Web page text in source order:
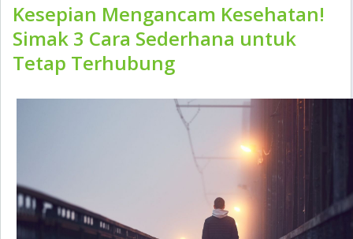
Kesepian Mengancam Kesehatan!
Simak 3 Cara Sederhana untuk
Tetap Terhubung